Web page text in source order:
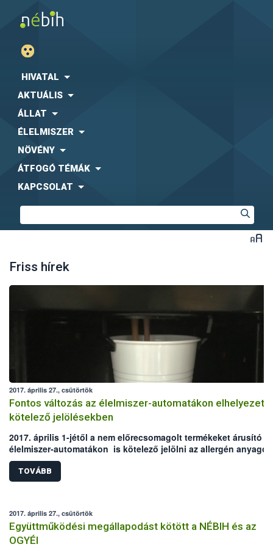
HIVATAL
AKTUÁLIS
ÁLLAT
ÉLELMISZER
NÖVÉNY
ÁTFOGÓ TÉMÁK
KAPCSOLAT
Friss hírek
2017. április 27., csütörtök
Fontos változás az élelmiszer-automatákon elhelyezett
kötelező jelölésekben
2017. április 1-jétől a nem előrecsomagolt termékeket árusító
élelmiszer-automatákon is kötelező jelölni az allergén
A módosítás az előrecsomagolt termékeket (pl. csokoládék,
szendvicsek) kínáló gépeket nem érinti, ez esetben továbbra is
élelmiszerek csomagolásán találják meg a vásárlók az
TOVÁBB
2017. április 27., csütörtök
Együttműködési megállapodást kötött a NÉBIH és az
OGYÉI